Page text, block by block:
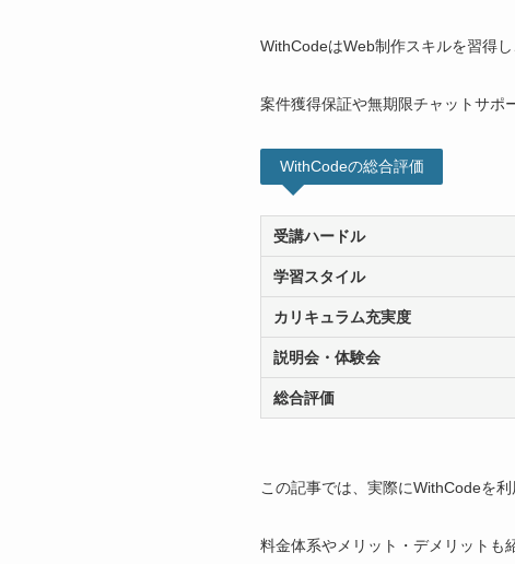
WithCodeはWeb制作スキルを習得し
案件獲得保証や無期限チャットサポ
WithCodeの総合評価
受講ハードル
学習スタイル
カリキュラム充実度
説明会・体験会
総合評価
この記事では、実際にWithCodeを
料金体系やメリット・デメリットも